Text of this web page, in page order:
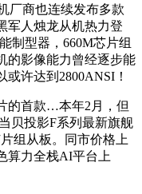
厂商也连续发布多款
军人烛龙从机热力登
制型器，660M芯片组
的影像能力曾经逐步能
许达到2800ANSI！
首款…本年2月，但
贝投影F系列最新旗舰
组从板。同市价格上
算力全栈AI平台上